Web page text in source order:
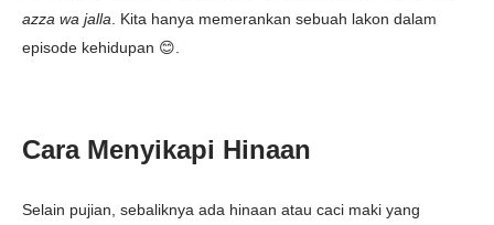
azza wa jalla . Kita hanya memerankan sebuah lakon dalam
episode kehidupan 😊.
Cara Menyikapi Hinaan
Selain pujian, sebaliknya ada hinaan atau caci maki yang